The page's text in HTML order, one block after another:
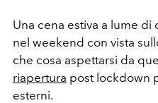
Una cena estiva a lume
nel weekend con vista
che cosa aspettarsi da
riapertura post lockdown
esterni.